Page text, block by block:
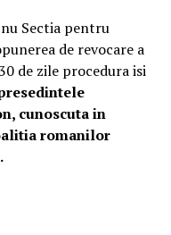
Sectia pentru
de revocare a
de zile procedura isi
cunoscuta in
romanilor